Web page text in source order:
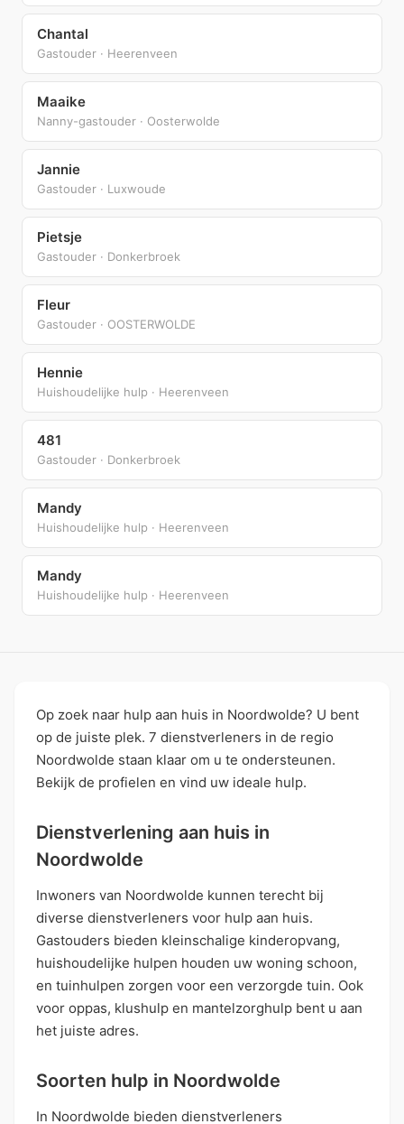
Chantal
Gastouder · Heerenveen
Maaike
Nanny-gastouder · Oosterwolde
Jannie
Gastouder · Luxwoude
Pietsje
Gastouder · Donkerbroek
Fleur
Gastouder · OOSTERWOLDE
Hennie
Huishoudelijke hulp · Heerenveen
481
Gastouder · Donkerbroek
Mandy
Huishoudelijke hulp · Heerenveen
Mandy
Huishoudelijke hulp · Heerenveen
Op zoek naar hulp aan huis in Noordwolde? U bent
op de juiste plek. 7 dienstverleners in de regio
Noordwolde staan klaar om u te ondersteunen.
Bekijk de profielen en vind uw ideale hulp.
Dienstverlening aan huis in
Noordwolde
Inwoners van Noordwolde kunnen terecht bij
diverse dienstverleners voor hulp aan huis.
Gastouders bieden kleinschalige kinderopvang,
huishoudelijke hulpen houden uw woning schoon,
en tuinhulpen zorgen voor een verzorgde tuin. Ook
voor oppas, klushulp en mantelzorghulp bent u aan
het juiste adres.
Soorten hulp in Noordwolde
In Noordwolde bieden dienstverleners